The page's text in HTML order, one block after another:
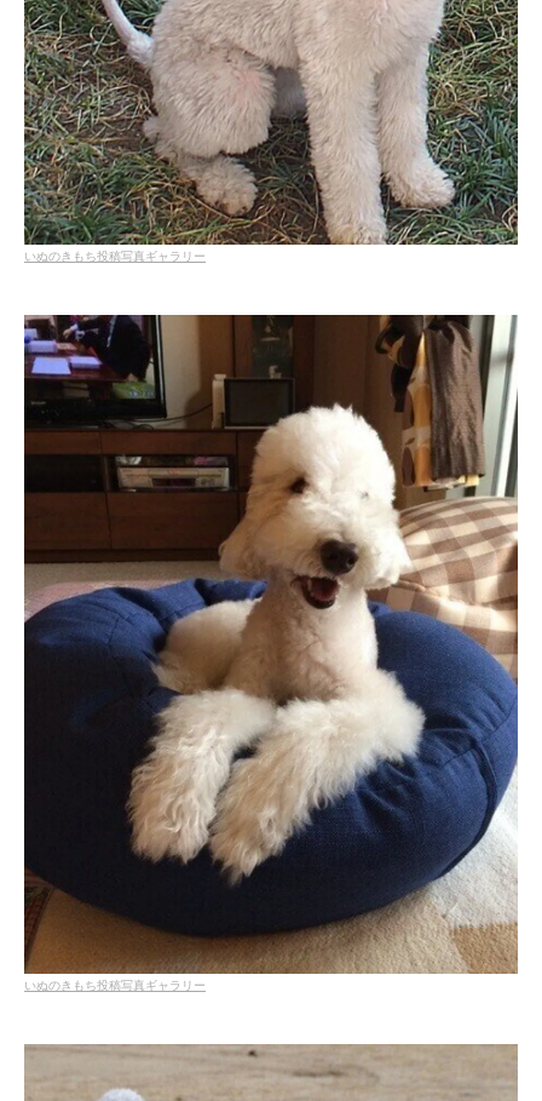
いぬのきもち投稿写真ギャラリー
いぬのきもち投稿写真ギャラリー